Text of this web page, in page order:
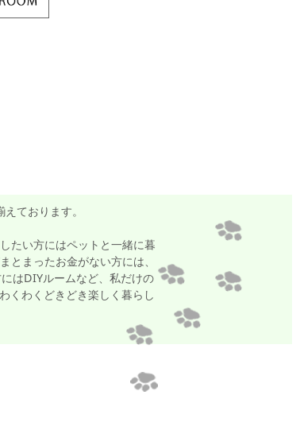
ております。
たい方にはペットと一緒に暮
まったお金がない方には、
はDIYルームなど、私だけの
くわくどきどき楽しく暮らし